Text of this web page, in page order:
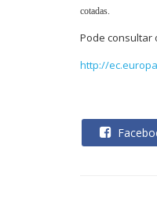
cotadas.
Pode consultar
http://